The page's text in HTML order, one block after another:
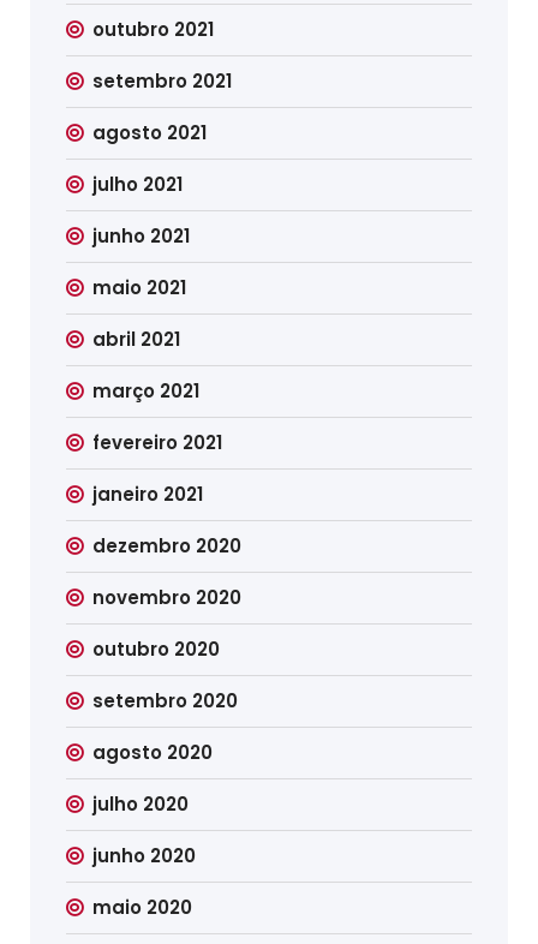
outubro 2021
setembro 2021
agosto 2021
julho 2021
junho 2021
maio 2021
abril 2021
março 2021
fevereiro 2021
janeiro 2021
dezembro 2020
novembro 2020
outubro 2020
setembro 2020
agosto 2020
julho 2020
junho 2020
maio 2020